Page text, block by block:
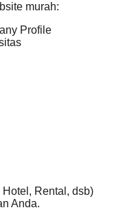
murah:
Profile
Rental, dsb)
Anda.